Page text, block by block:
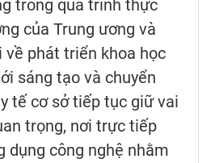
trong quá trình thực
của Trung ương và
về phát triển khoa học
sáng tạo và chuyển
tế cơ sở tiếp tục giữ vai
trọng, nơi trực tiếp
dụng công nghệ nhằm